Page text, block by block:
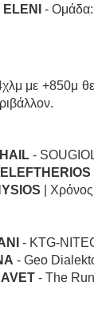
-
με +850μ
-
|
- KTG-
- Geo
- The